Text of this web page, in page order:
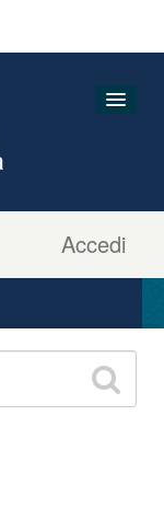
Accedi